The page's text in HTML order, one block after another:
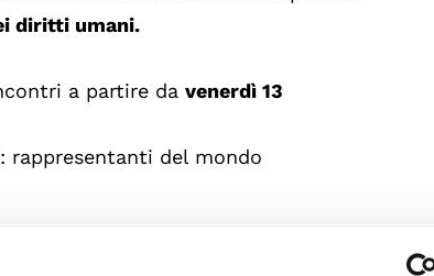
diritti umani.
a partire davenerdì 13
rappresentanti del mondo
neo laureati e laureandi, studenti